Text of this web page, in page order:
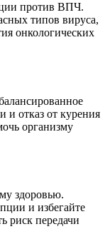
против ВПЧ.
типов вируса,
онкологических
и отказ от курения
организму
здоровью.
и избегайте
риск передачи